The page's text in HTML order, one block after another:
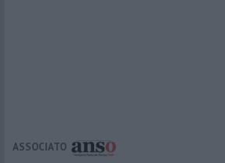
ASSOCIATO